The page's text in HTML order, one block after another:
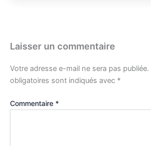
Laisser un commentaire
Votre adresse e-mail ne sera pas publiée.
obligatoires sont indiqués avec *
Commentaire *